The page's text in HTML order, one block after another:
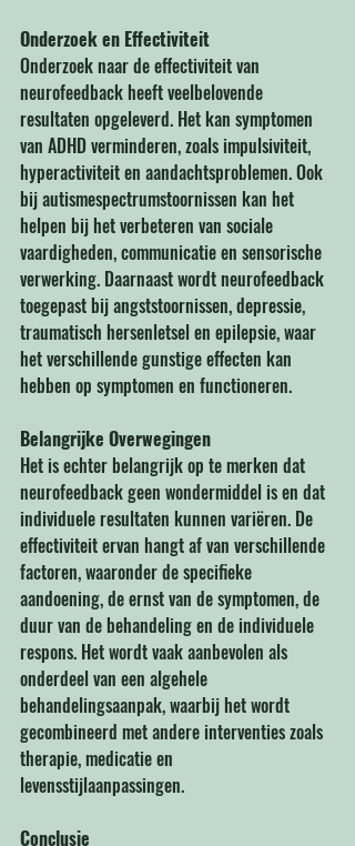
Onderzoek en Effectiviteit
Onderzoek naar de effectiviteit van
neurofeedback heeft veelbelovende
resultaten opgeleverd. Het kan symptomen
van ADHD verminderen, zoals impulsiviteit,
hyperactiviteit en aandachtsproblemen. Ook
bij autismespectrumstoornissen kan het
helpen bij het verbeteren van sociale
vaardigheden, communicatie en sensorische
verwerking. Daarnaast wordt neurofeedback
toegepast bij angststoornissen, depressie,
traumatisch hersenletsel en epilepsie, waar
het verschillende gunstige effecten kan
hebben op symptomen en functioneren.
Belangrijke Overwegingen
Het is echter belangrijk op te merken dat
neurofeedback geen wondermiddel is en dat
individuele resultaten kunnen variëren. De
effectiviteit ervan hangt af van verschillende
factoren, waaronder de specifieke
aandoening, de ernst van de symptomen, de
duur van de behandeling en de individuele
respons. Het wordt vaak aanbevolen als
onderdeel van een algehele
behandelingsaanpak, waarbij het wordt
gecombineerd met andere interventies zoals
therapie, medicatie en
levensstijlaanpassingen.
Conclusie